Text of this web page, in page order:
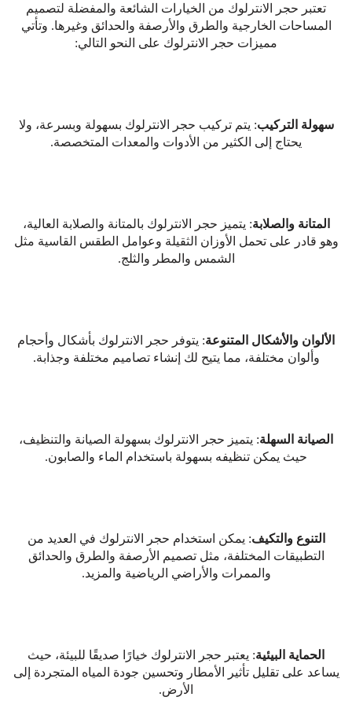
تعتبر حجر الانترلوك من الخيارات الشائعة والمفضلة لتصميم
المساحات الخارجية والطرق والأرصفة والحدائق وغيرها. وتأتي
مميزات حجر الانترلوك على النحو التالي:
سهولة التركيب: يتم تركيب حجر الانترلوك بسهولة وبسرعة، ولا
يحتاج إلى الكثير من الأدوات والمعدات المتخصصة.
المتانة والصلابة: يتميز حجر الانترلوك بالمتانة والصلابة العالية،
وهو قادر على تحمل الأوزان الثقيلة وعوامل الطقس القاسية مثل
الشمس والمطر والثلج.
الألوان والأشكال المتنوعة: يتوفر حجر الانترلوك بأشكال وأحجام
وألوان مختلفة، مما يتيح لك إنشاء تصاميم مختلفة وجذابة.
الصيانة السهلة: يتميز حجر الانترلوك بسهولة الصيانة والتنظيف،
حيث يمكن تنظيفه بسهولة باستخدام الماء والصابون.
التنوع والتكيف: يمكن استخدام حجر الانترلوك في العديد من
التطبيقات المختلفة، مثل تصميم الأرصفة والطرق والحدائق
والممرات والأراضي الرياضية والمزيد.
الحماية البيئية: يعتبر حجر الانترلوك خيارًا صديقًا للبيئة، حيث
يساعد على تقليل تأثير الأمطار وتحسين جودة المياه المتجردة إلى
الأرض.